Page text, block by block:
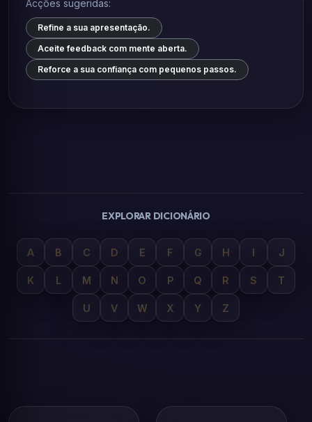
Acções sugeridas:
Refine a sua apresentação.
Aceite feedback com mente aberta.
Reforce a sua confiança com pequenos passos.
EXPLORAR DICIONÁRIO
A B C D E F G H I J
K L M N O P Q R S T
U V W X Y Z